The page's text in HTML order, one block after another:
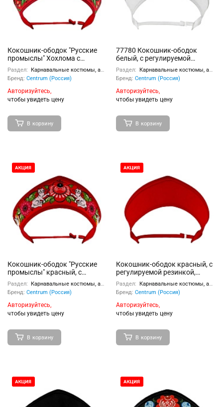
Кокошник-ободок "Русские
промыслы" Хохлома с
регулируемой резинкой,
размер – универсальный,
материал – полиэстер,
пластиковая вставка,
полноцветная печать
Раздел:
Карнавальные костюмы, аксессуары
Бренд: Centrum (Россия)
Авторизуйтесь,
чтобы увидеть цену
В корзину
77780 Кокошник-ободок
белый, с регулируемой
резинкой, размер –
универсальный, материал –
полиэстер, пластиковая
вставка
Раздел:
Карнавальные костюмы, аксессуары
Бренд: Centrum (Россия)
Авторизуйтесь,
чтобы увидеть цену
В корзину
Кокошник-ободок "Русские
промыслы" красный, с
регулируемой резинкой,
размер – универсальный,
материал – полиэстер,
пластиковая вставка,
полноцветная печать
Раздел:
Карнавальные костюмы, аксессуары
Бренд: Centrum (Россия)
Авторизуйтесь,
чтобы увидеть цену
В корзину
Кокошник-ободок красный, с
регулируемой резинкой,
размер – универсальный,
материал – полиэстер
Раздел:
Карнавальные костюмы, аксессуары
Бренд: Centrum (Россия)
Авторизуйтесь,
чтобы увидеть цену
В корзину